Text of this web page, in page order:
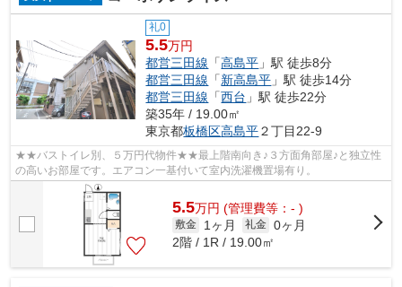
礼0
5.5万円
都営三田線 「高島平 」駅 徒歩8分
都営三田線 「新高島平 」駅 徒歩14分
都営三田線 「西台 」駅 徒歩22分
築35年 / 19.00㎡
東京都板橋区高島平２丁目22-9
★★バストイレ別、５万円代物件★★最上階南向き♪３方面角部屋♪と独立性
の高いお部屋です。エアコン一基付いて室内洗濯機置場有り。
5.5万円 (管理費等：- )
敷金 1ヶ月 礼金 0ヶ月
2階 / 1R / 19.00㎡